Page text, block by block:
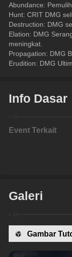
Abundance:
Hunt: CRIT DMG
Destruction: DMG
Elation: DMG
meningkat.
Propagation: DMG
Erudition: DMG
Info Dasar
Event Terkait
Galeri
Gambar